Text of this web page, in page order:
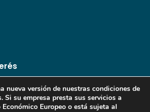
nueva versión de nuestras condiciones de
Si su empresa presta sus servicios a
Europeo o está sujeta al